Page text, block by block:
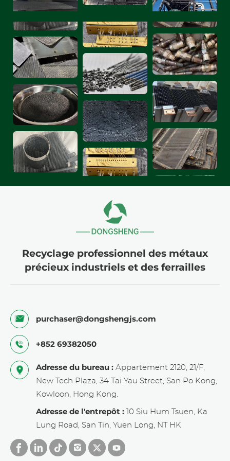
un catalyseur au palladium sont impliquées
dans la quasi-totalité de la synthèse de
molécules médicamenteuses. Pour la
production de 3 kg d'une molécule
médicamenteuse, le coût du catalyseur au
palladium peut atteindre 40 %.
2. Catalyseur au platine : Le platine sur
nanotubes de carbone dopés à l'azote (Pt/8-
NCNT) n'a nécessité qu'une surtension de
17 mV pour atteindre une densité de courant
de 10 mA/cm² en conditions alcalines, avec une
stabilité de 100 heures. Il est adapté aux
3. Catalyseur au rhodium : Le catalyseur au
rhodium peut former des liaisons CC dans les
catalytique. Ces importantes réactions de
couplage constituent un moyen pratique pour
le domaine médical d'obtenir des squelettes
4, Catalyseur au ruthénium sur carbone : les
complexes de ruthénium (comme les
complexes de ruthénium carbonyle) tuent les
cellules tumorales en produisant de l'oxygène
singulet en thérapie photodynamique.
Le raffinage des métaux précieux à partir
professionnelles de recyclage
Contactez DONGSHENG pour bénéficier du
meilleur prix.
Recyclage professionnel des métaux
précieux industriels et des ferrailles
purchaser@dongshengjs.com
+852 69382050
Adresse du bureau : Appartement 2120, 21/F,
New Tech Plaza, 34 Tai Yau Street, San Po Kong,
Kowloon, Hong Kong.
Adresse de l'entrepôt : 10 Siu Hum Tsuen, Ka
Lung Road, San Tin, Yuen Long, NT HK